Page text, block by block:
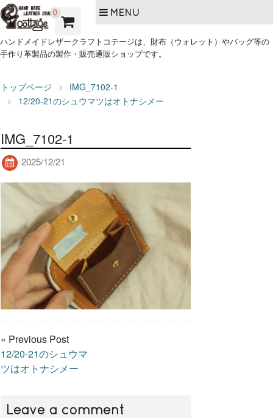
0 MENU
ハンドメイドレザークラフトコテージは、財布（ウォレット）やバッグ等の
手作り革製品の製作・販売通販ショップです。
トップページ
IMG_7102-1
12/20-21のシュウマツはオトナシメー
IMG_7102-1
2025/12/21
« Previous Post
12/20-21のシュウマ
ツはオトナシメー
Leave a comment